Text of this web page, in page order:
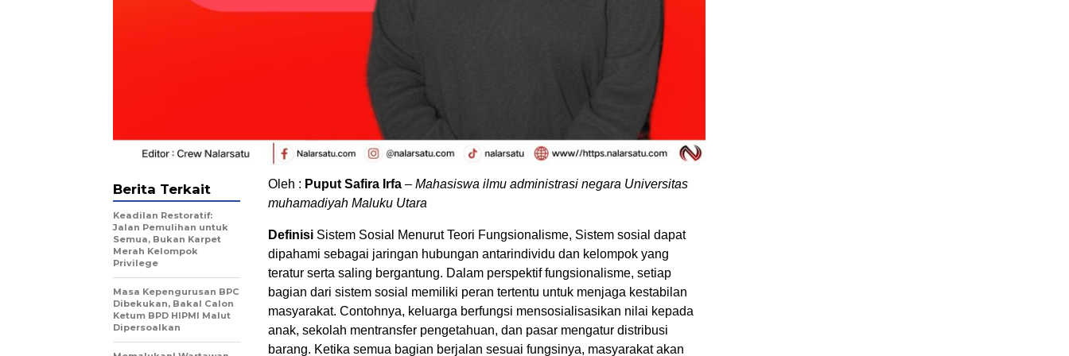
Oleh : Puput Safira Irfa – Mahasiswa ilmu administrasi negara Universitas
muhamadiyah Maluku Utara
Definisi Sistem Sosial Menurut Teori Fungsionalisme, Sistem sosial dapat
dipahami sebagai jaringan hubungan antarindividu dan kelompok yang
teratur serta saling bergantung. Dalam perspektif fungsionalisme, setiap
bagian dari sistem sosial memiliki peran tertentu untuk menjaga kestabilan
masyarakat. Contohnya, keluarga berfungsi mensosialisasikan nilai kepada
anak, sekolah mentransfer pengetahuan, dan pasar mengatur distribusi
barang. Ketika semua bagian berjalan sesuai fungsinya, masyarakat akan
Berita Terkait
Keadilan Restoratif:
Jalan Pemulihan untuk
Semua, Bukan Karpet
Merah Kelompok
Privilege
Masa Kepengurusan BPC
Dibekukan, Bakal Calon
Ketum BPD HIPMI Malut
Dipersoalkan